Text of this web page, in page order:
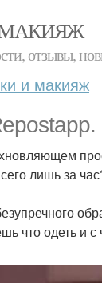
отзывы,
и макияж
лишь за
что одеть и